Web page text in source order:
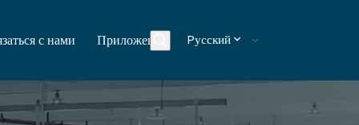
с нами Приложения Блоги
Pусский